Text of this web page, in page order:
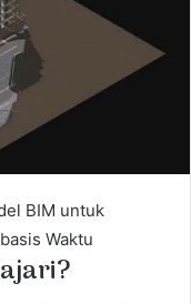
BIM untuk
Waktu